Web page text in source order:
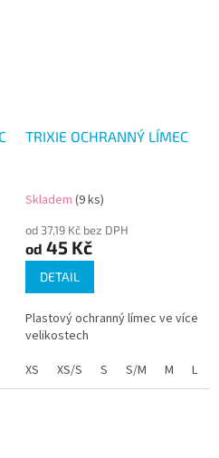
TRIXIE OCHRANNÝ LÍMEC
Skladem (9 ks)
od 37,19 Kč bez DPH
od 45 Kč
DETAIL
Plastový ochranný límec ve více
velikostech
XS
XS/S S S/M M L